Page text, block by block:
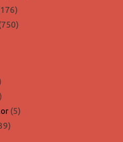
176176
termék
750750
55
39